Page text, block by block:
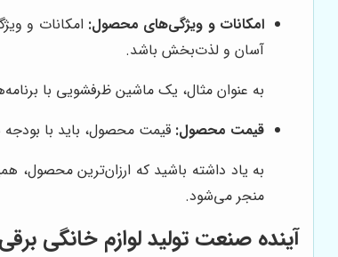
امکانات و ویژگی‌های محصول: امکانات و
آسان و لذت‌بخش باشد.
به عنوان مثال، یک ماشین ظرفشویی با
قیمت محصول: قیمت محصول، باید با
به یاد داشته باشید که ارزان‌ترین محصول،
منجر می‌شود.
آینده صنعت تولید لوازم خانگی برقی